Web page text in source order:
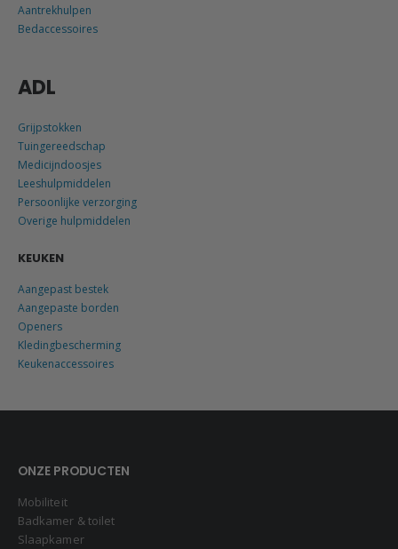
Aantrekhulpen
Bedaccessoires
ADL
Grijpstokken
Tuingereedschap
Medicijndoosjes
Leeshulpmiddelen
Persoonlijke verzorging
Overige hulpmiddelen
KEUKEN
Aangepast bestek
Aangepaste borden
Openers
Kledingbescherming
Keukenaccessoires
ONZE PRODUCTEN
Mobiliteit
Badkamer & toilet
Slaapkamer